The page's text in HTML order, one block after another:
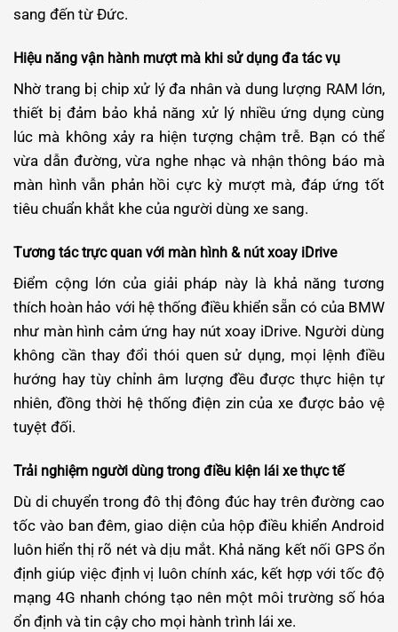
sang đến từ Đức.
Hiệu năng vận hành mượt mà khi sử dụng đa tác vụ
Nhờ trang bị chip xử lý đa nhân và dung lượng RAM lớn,
thiết bị đảm bảo khả năng xử lý nhiều ứng dụng cùng
lúc mà không xảy ra hiện tượng chậm trễ. Bạn có thể
vừa dẫn đường, vừa nghe nhạc và nhận thông báo mà
màn hình vẫn phản hồi cực kỳ mượt mà, đáp ứng tốt
tiêu chuẩn khắt khe của người dùng xe sang.
Tương tác trực quan với màn hình & nút xoay iDrive
Điểm cộng lớn của giải pháp này là khả năng tương
thích hoàn hảo với hệ thống điều khiển sẵn có của BMW
như màn hình cảm ứng hay nút xoay iDrive. Người dùng
không cần thay đổi thói quen sử dụng, mọi lệnh điều
hướng hay tùy chỉnh âm lượng đều được thực hiện tự
nhiên, đồng thời hệ thống điện zin của xe được bảo vệ
tuyệt đối.
Trải nghiệm người dùng trong điều kiện lái xe thực tế
Dù di chuyển trong đô thị đông đúc hay trên đường cao
tốc vào ban đêm, giao diện của hộp điều khiển Android
luôn hiển thị rõ nét và dịu mắt. Khả năng kết nối GPS ổn
định giúp việc định vị luôn chính xác, kết hợp với tốc độ
mạng 4G nhanh chóng tạo nên một môi trường số hóa
ổn định và tin cậy cho mọi hành trình lái xe.